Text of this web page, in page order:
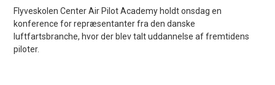
Flyveskolen Center Air Pilot Academy holdt onsdag en
konference for repræsentanter fra den danske
luftfartsbranche, hvor der blev talt uddannelse af fremtidens
piloter.